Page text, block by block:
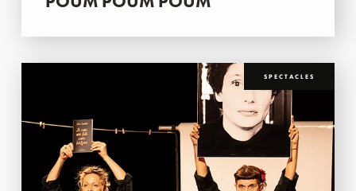
SPECTACLES